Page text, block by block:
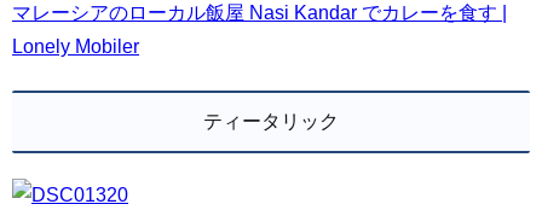
マレーシアのローカル飯屋 Nasi Kandar でカレーを食す |
Lonely Mobiler
ティータリック